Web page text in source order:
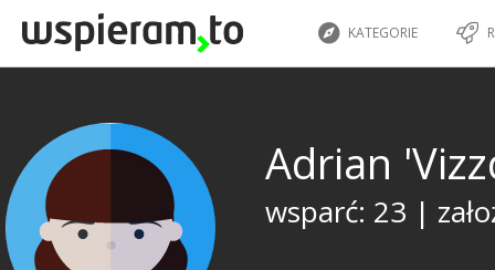
KATEGORIE
Adrian
wsparć: 23 |